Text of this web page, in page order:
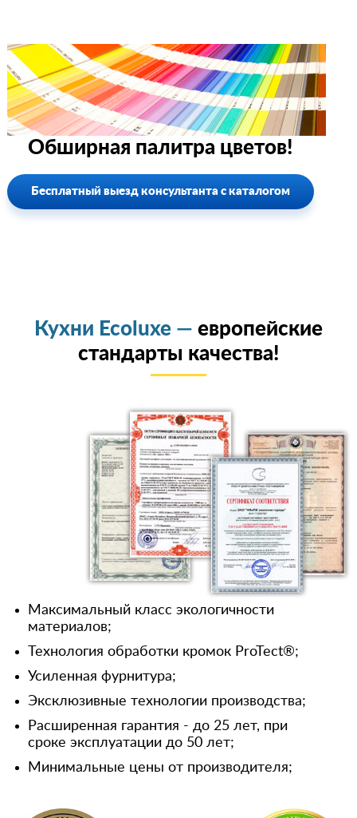
Обширная палитра цветов!
Бесплатный выезд консультанта с каталогом
Кухни Ecoluxe — европейские
стандарты качества!
Максимальный класс экологичности
материалов;
Технология обработки кромок ProTect®;
Усиленная фурнитура;
Эксклюзивные технологии производства;
Расширенная гарантия - до 25 лет, при
сроке эксплуатации до 50 лет;
Минимальные цены от производителя;